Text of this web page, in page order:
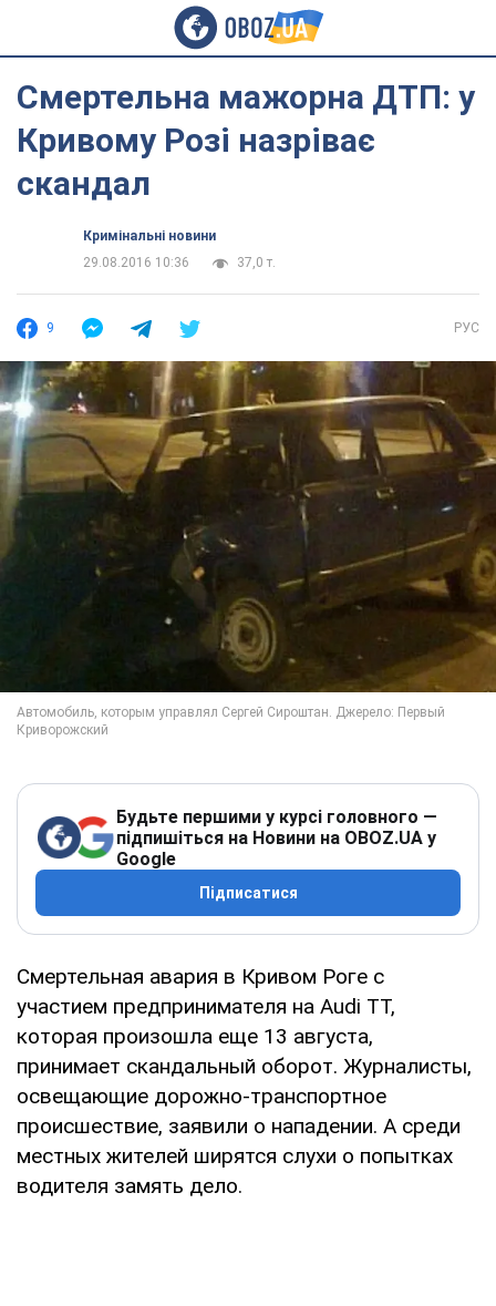
Смертельна мажорна ДТП: у
Кривому Розі назріває
скандал
Кримінальні новини
29.08.2016 10:36
37,0 т.
9 РУС
Будьте першими у курсі головного —
підпишіться на Новини на OBOZ.UA у
Google
Підписатися
Смертельная авария в Кривом Роге с
участием предпринимателя на Audi TT,
которая произошла еще 13 августа,
принимает скандальный оборот. Журналисты,
освещающие дорожно-транспортное
происшествие, заявили о нападении. А среди
местных жителей ширятся слухи о попытках
водителя замять дело.